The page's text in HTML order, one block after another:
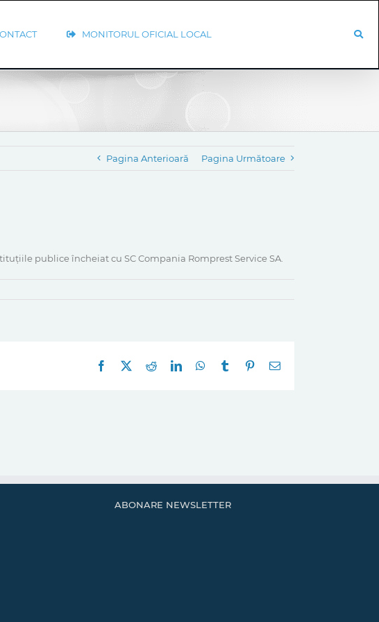
MONITORUL OFICIAL LOCAL
Pagina Anterioară Pagina Următoare
publice încheiat cu SC Compania Romprest Service SA.
Facebook RedditLinkedInWhatsApp
Tumblr Pinterest
E-
ABONARE NEWSLETTER